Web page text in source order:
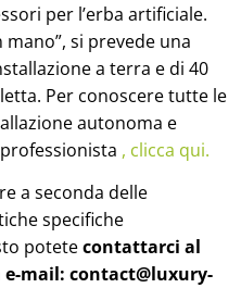
per l’erba artificiale.
mano”, si prevede una
a terra e di 40
Per conoscere tutte le
autonoma e
, clicca qui.
a seconda delle
specifiche
potetecontattarci al
e-mail: contact@luxury-